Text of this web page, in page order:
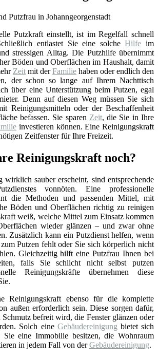
Putzkraft einstellt, ist im Regelfall schnell
entlastet Sie eine solcheHilfe im
stressigen Alltag. Die Putzhilfe übernimmt
Böden und Oberflächen im Haushalt, damit
Zeit mit derFamilie haben oder endlich den
der schon so lange auf Ihrem Nachttisch
über eine Unterstützung beim Putzen, egal
Denn auf diesen Weg müssen Sie sich
Reinigungsmitteln oder der Beschaffenheit
befassen. Sie sparen Zeit, die Sie in Ihre
investieren können. Eine Reinigungskraft
Zeitfenster für Ihre Freizeit.
Reinigungskraft noch?
sauber erscheint, sind entsprechende
vonnöten. Eine professionelle
die Methoden und passenden Mittel, mit
Böden und Oberflächen richtig zu reinigen
weiß, welche Mittel zum Einsatz kommen
wieder glänzen – und zwar ohne
Zusätzlich kann ein Putzdienst helfen, wenn
Putzen fehlt oder Sie sich körperlich nicht
Gleichzeitig hilft eine Putzfrau Ihnen bei
falls Sie schlicht nicht selbst putzen
Reinigungskräfte übernehmen diese
Reinigungskraft ebenso für die komplette
außen erforderlich sein. Diese sorgen dafür,
Schmutz befreit wird, die Fenster glänzen oder
Solch eine Gebäudereinigung bietet sich
eine Immobilie besitzen, die Wohnraum
in jedem Fall von derGebäudereinigung.